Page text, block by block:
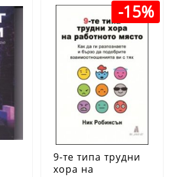
-15%
9-те типа трудни
хора на